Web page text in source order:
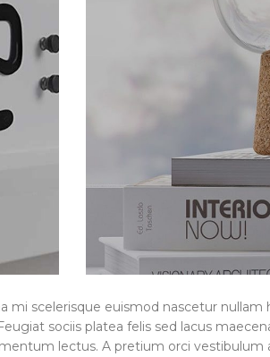
mi scelerisque euismod nascetur
sociis platea felis sed lacus
lectus. A pretium orci